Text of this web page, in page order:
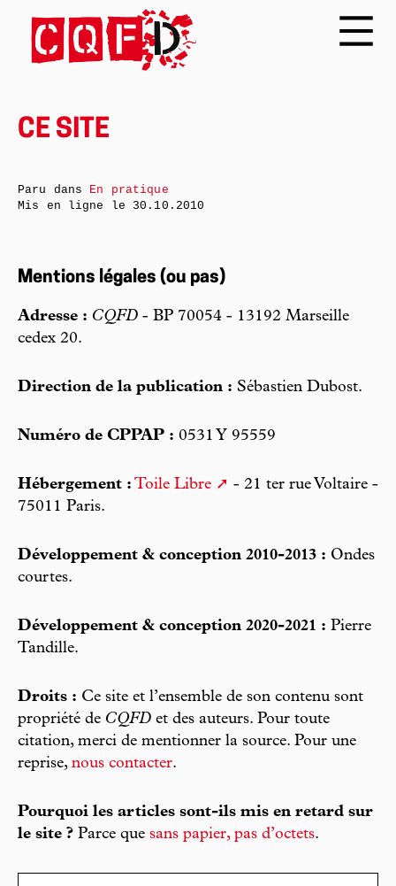
CE SITE
Mentions légales (ou pas)
Adresse : CQFD - BP 70054 - 13192 Marseille
cedex 20.
Direction de la publication : Sébastien Dubost.
Numéro de CPPAP : 0531 Y 95559
Hébergement : Toile Libre
- 21 ter rue Voltaire -
75011 Paris.
Développement & conception 2010-2013 : Ondes
courtes.
Développement & conception 2020-2021 : Pierre
Tandille.
Droits : Ce site et l’ensemble de son contenu sont
propriété de CQFD et des auteurs. Pour toute
citation, merci de mentionner la source. Pour une
reprise, nous contacter.
Pourquoi les articles sont-ils mis en retard sur
le site ? Parce que sans papier, pas d’octets.
Paru dans En pratique
Mis en ligne le 30.10.2010